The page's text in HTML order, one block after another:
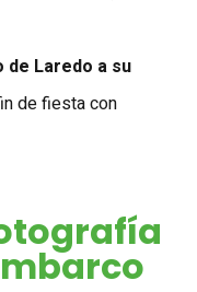
de Laredo a su
de fiesta con